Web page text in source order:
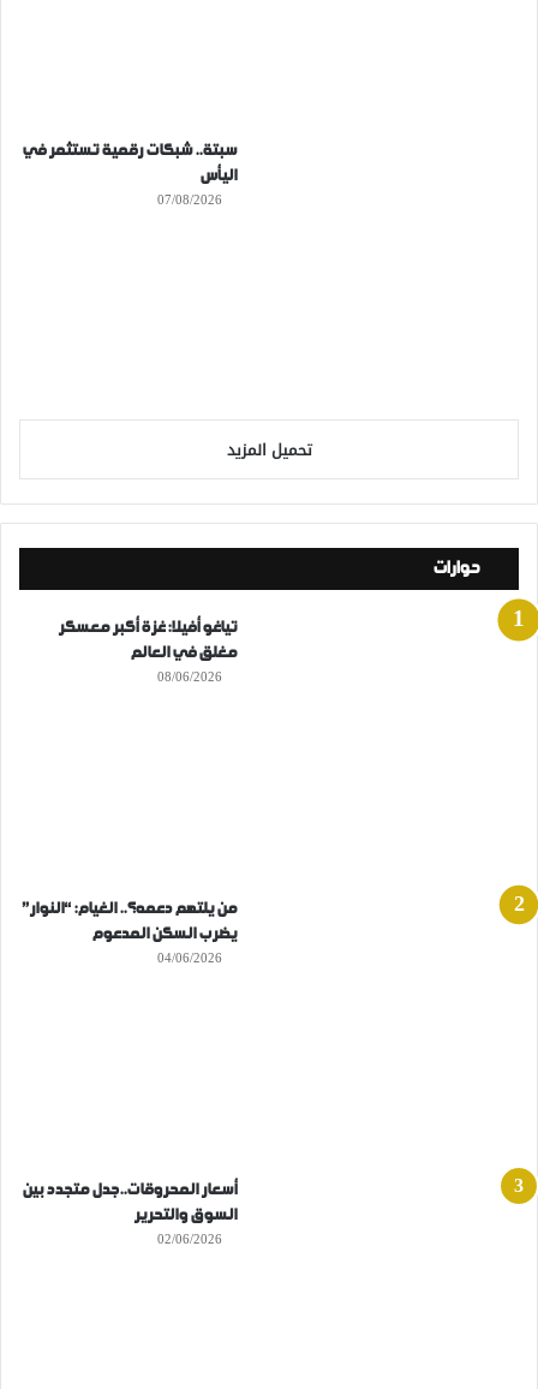
سبتة.. شبكات رقمية تستثمر في
اليأس
07/08/2026
تحميل المزيد
حوارات
تياغو أفيلا: غزة أكبر معسكر
مغلق في العالم
08/06/2026
من يلتهم دعمه؟.. الغيام: “النوار”
يضرب السكن المدعوم
04/06/2026
أسعار المحروقات..جدل متجدد بين
السوق والتحرير
02/06/2026